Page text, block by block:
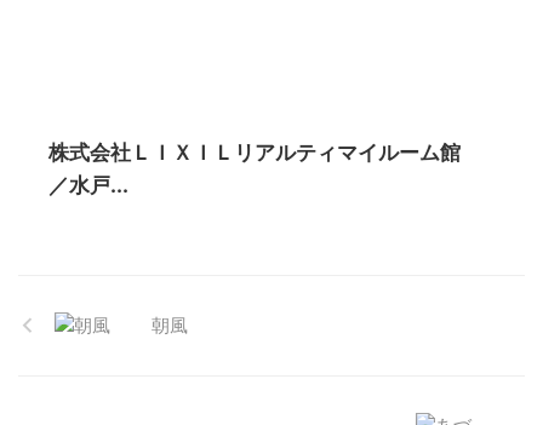
株式会社ＬＩＸＩＬリアルティマイルーム館
／水戸...
朝風